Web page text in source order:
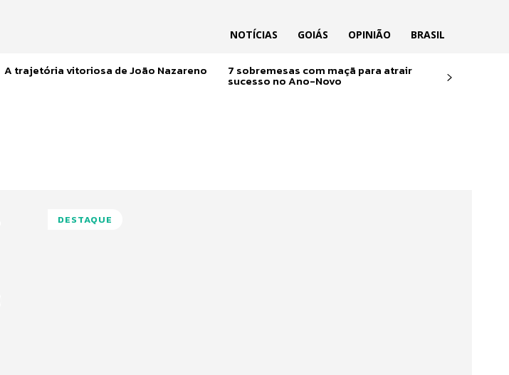
NOTÍCIAS GOIÁS OPINIÃO BRASIL
A trajetória vitoriosa de João Nazareno 7 sobremesas com maçã para atrair
sucesso no Ano-Novo
DESTAQUE